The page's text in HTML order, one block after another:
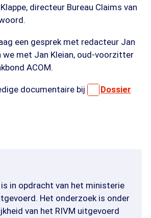
directeur Bureau Claims van
een gesprek met redacteur Jan
we met Jan Kleian, oud-voorzitter
ACOM.
documentaire bij
Dossier
in opdracht van het ministerie
Het onderzoek is onder
van het RIVM uitgevoerd